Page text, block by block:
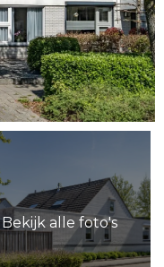
Bekijk alle foto's